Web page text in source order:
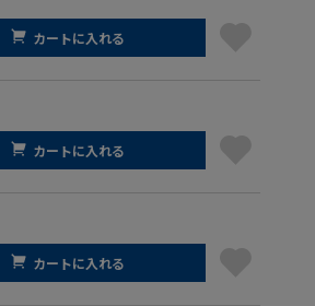
カートに入れる
カートに入れる
カートに入れる